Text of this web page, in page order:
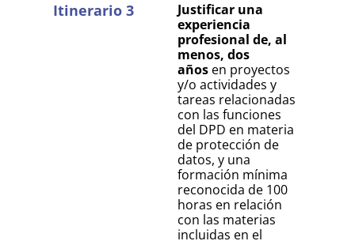
Itinerario 3
Justificar una
experiencia
profesional de, al
menos, dos
años en proyectos
y/o actividades y
tareas relacionadas
con las funciones
del DPD en materia
de protección de
datos, y una
formación mínima
reconocida de 100
horas en relación
con las materias
incluidas en el